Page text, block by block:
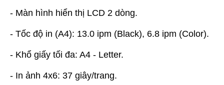
- Màn hình hiển thị LCD 2 dòng.
- Tốc độ in (A4): 13.0 ipm (Black), 6.8 ipm (Color).
- Khổ giấy tối đa: A4 - Letter.
- In ảnh 4x6: 37 giây/trang.